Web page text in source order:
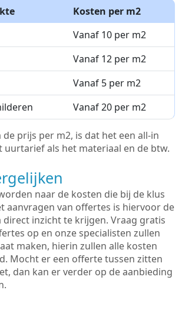
Kosten per m2
Vanaf 10 per m2
Vanaf 12 per m2
Vanaf 5 per m2
Vanaf 20 per m2
prijs per m2, is dat het een all-in
uurtarief als het materiaal en de btw.
naar de kosten die bij de klus
aanvragen van offertes is hiervoor de
direct inzicht te krijgen. Vraag gratis
op en onze specialisten zullen
maken, hierin zullen alle kosten
Mocht er een offerte tussen zitten
dan kan er verder op de aanbieding